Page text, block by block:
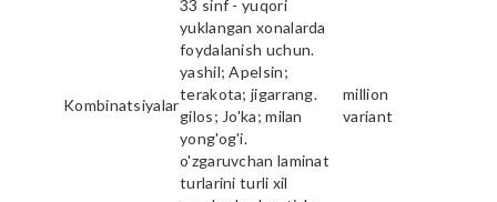
33 sinf - yuqori
yuklangan xonalarda
foydalanish uchun.
Kombinatsiyalar
yashil; Apelsin;
terakota; jigarrang.
gilos; Jo'ka; milan
yong'og'i.
million
variant
o'zgaruvchan laminat
turlarini turli xil